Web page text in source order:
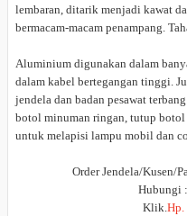
lembaran, ditarik menjadi kawat
bermacam-macam penampang.
Aluminium digunakan dalam
dalam kabel bertegangan tinggi.
jendela dan badan pesawat
botol minuman ringan, tutup
untuk melapisi lampu mobil dan
Order Jendela/Kusen/
Hubungi
Klik.Hp.